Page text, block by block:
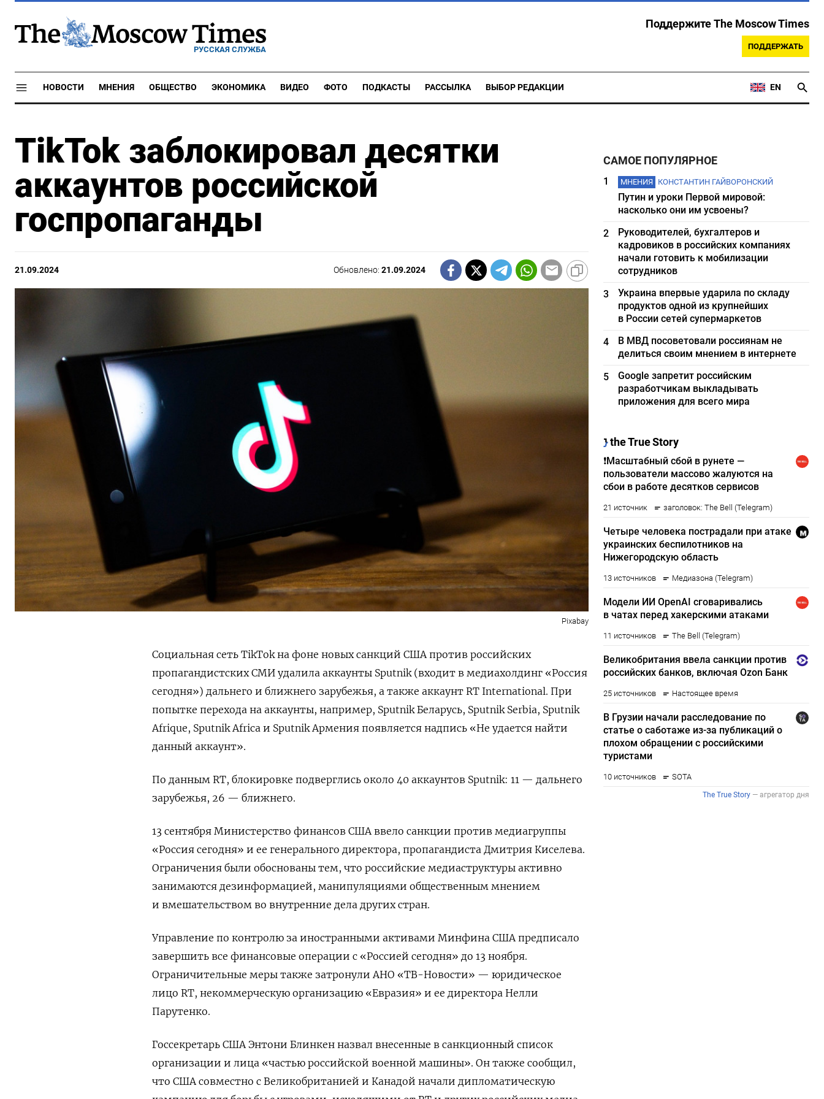
РУССКАЯ СЛУЖБА
Поддержите The Moscow Times
ПОДДЕРЖАТЬ
НОВОСТИ МНЕНИЯ ОБЩЕСТВО ЭКОНОМИКА ВИДЕО ФОТО ПОДКАСТЫ РАССЫЛКА ВЫБОР РЕДАКЦИИ EN
TikTok заблокировал десятки
аккаунтов российской
госпропаганды
21.09.2024 Обновлено:21.09.2024
Pixabay
Социальная сеть TikTok на фоне новых санкций США против российских
пропагандистских СМИ удалила аккаунты Sputnik (входит в медиахолдинг «Россия
сегодня») дальнего и ближнего зарубежья, а также аккаунт RT International. При
попытке перехода на аккаунты, например, Sputnik Беларусь, Sputnik Serbia, Sputnik
Afrique, Sputnik Africa и Sputnik Армения появляется надпись «Не удается найти
данный аккаунт».
По данным RT, блокировке подверглись около 40 аккаунтов Sputnik: 11 — дальнего
зарубежья, 26 — ближнего.
13 сентября Министерство финансов США ввело санкции против медиагруппы
«Россия сегодня» и ее генерального директора, пропагандиста Дмитрия Киселева.
Ограничения были обоснованы тем, что российские медиаструктуры активно
занимаются дезинформацией, манипуляциями общественным мнением
и вмешательством во внутренние дела других стран.
Управление по контролю за иностранными активами Минфина США предписало
завершить все финансовые операции с «Россией сегодня» до 13 ноября.
Ограничительные меры также затронули АНО «ТВ-Новости» — юридическое
лицо RT, некоммерческую организацию «Евразия» и ее директора Нелли
Парутенко.
Госсекретарь США Энтони Блинкен назвал внесенные в санкционный список
организации и лица «частью российской военной машины». Он также сообщил,
что США совместно с Великобританией и Канадой начали дипломатическую
САМОЕ ПОПУЛЯРНОЕ
1 МНЕНИЯ КОНСТАНТИН ГАЙВОРОНСКИЙ
Путин и уроки Первой мировой:
насколько они им усвоены?
2
Руководителей, бухгалтеров и
кадровиков в российских компаниях
начали готовить к мобилизации
сотрудников
3
Украина впервые ударила по складу
продуктов одной из крупнейших
в России сетей супермаркетов
4
В МВД посоветовали россиянам не
делиться своим мнением в интернете
5
Google запретит российским
разработчикам выкладывать
приложения для всего мира